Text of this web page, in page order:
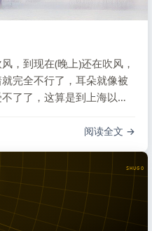
，到现在(晚上)还在吹风，
完全不行了，耳朵就像被
了了，这算是到上海以来
人今天在外面忙碌但效果
阅读全文
SHUGO